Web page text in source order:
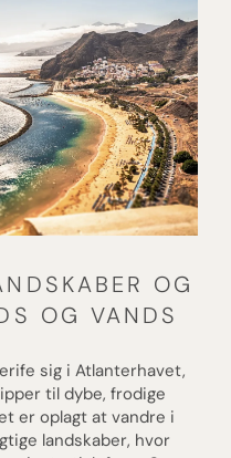
OG
OG VANDS
sig i Atlanterhavet,
til dybe, frodige
er oplagt at vandre i
landskaber, hvor